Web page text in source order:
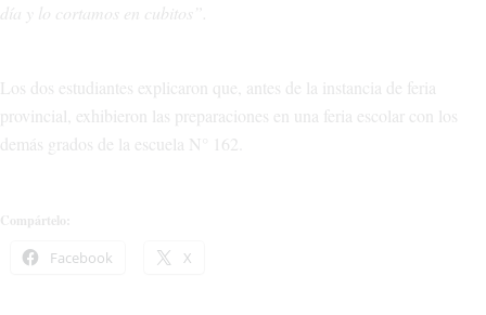
día y lo cortamos en cubitos”.
Los dos estudiantes explicaron que, antes de la instancia de feria
provincial, exhibieron las preparaciones en una feria escolar con los
demás grados de la escuela N° 162.
Compártelo:
Facebook X